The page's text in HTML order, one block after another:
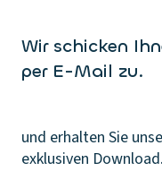
Wir schicken
per E-Mail zu.
und erhalten Sie
exklusiven Download.